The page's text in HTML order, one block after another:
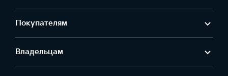
Покупателям
Владельцам